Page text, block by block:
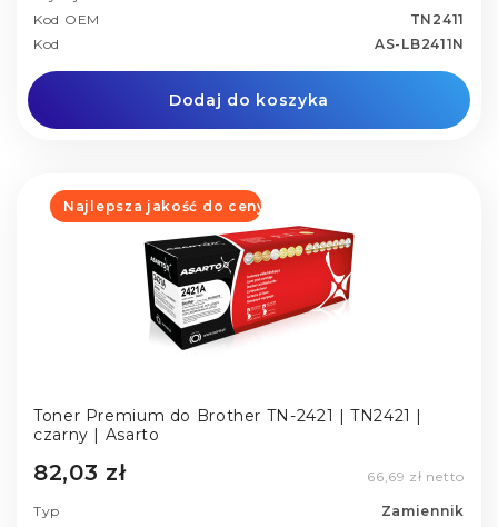
Kod OEM
TN2411
Kod
AS-LB2411N
Dodaj do koszyka
Najlepsza jakość do ceny
Toner Premium do Brother TN-2421 | TN2421 |
czarny | Asarto
82,03 zł 66,69 zł netto
Typ
Zamiennik